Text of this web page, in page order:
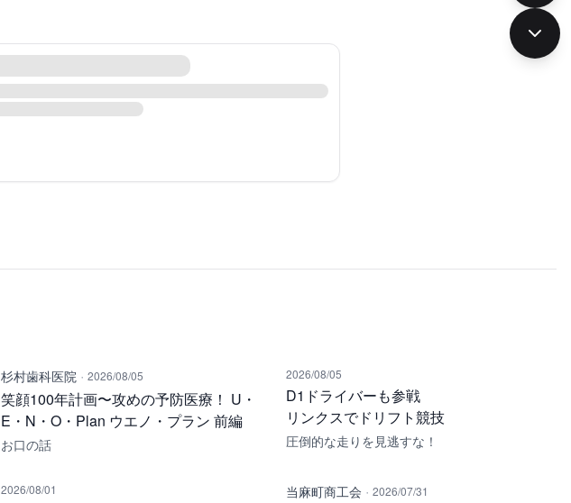
杉村歯科医院 · 2026/08/05
笑顔100年計画〜攻めの予防医療！ U・
E・N・O・Plan ウエノ・プラン 前編
お口の話
2026/08/05
D1ドライバーも参戦
リンクスでドリフト競技
圧倒的な走りを見逃すな！
2026/08/01 当麻町商工会 · 2026/07/31